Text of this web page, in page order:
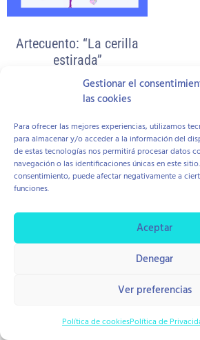
Gestionar el
las cookies
Para ofrecer las mejores experiencias, utilizamos
para almacenar y/o acceder a la información del
de estas tecnologías nos permitirá procesar datos
navegación o las identificaciones únicas en este
consentimiento, puede afectar negativamente a
funciones.
Aceptar
Denegar
Ver preferencias
Política de cookiesPolítica de
Artecuento: “La cerilla
estirada”
IVA inc.
copyright © 2026 Centro HopeDiseño